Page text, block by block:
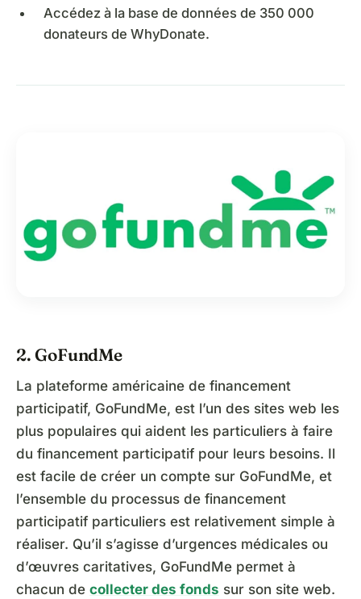
Accédez à la base de données de 350 000
donateurs de WhyDonate.
2. GoFundMe
La plateforme américaine de financement
participatif, GoFundMe, est l’un des sites web les
plus populaires qui aident les particuliers à faire
du financement participatif pour leurs besoins. Il
est facile de créer un compte sur GoFundMe, et
l’ensemble du processus de financement
participatif particuliers est relativement simple à
réaliser. Qu’il s’agisse d’urgences médicales ou
d’œuvres caritatives, GoFundMe permet à
chacun de collecter des fonds sur son site web.